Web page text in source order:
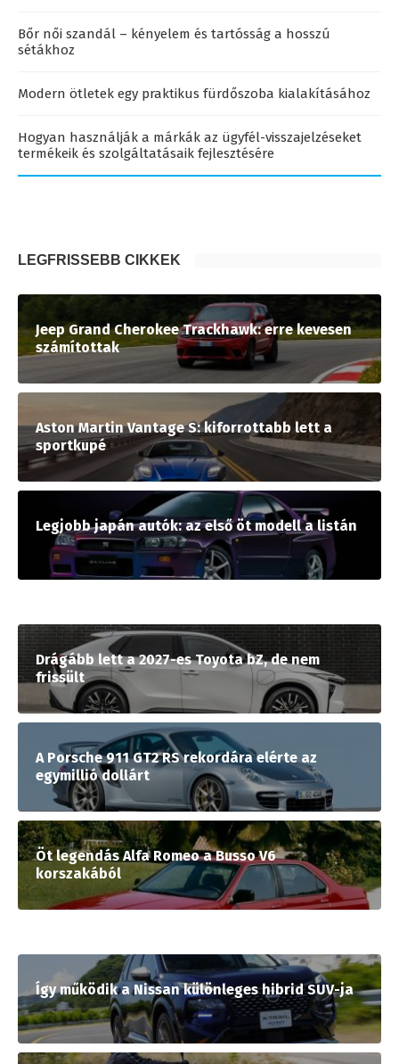
Bőr női szandál – kényelem és tartósság a hosszú
sétákhoz
Modern ötletek egy praktikus fürdőszoba kialakításához
Hogyan használják a márkák az ügyfél-visszajelzéseket
termékeik és szolgáltatásaik fejlesztésére
LEGFRISSEBB CIKKEK
Jeep Grand Cherokee Trackhawk: erre kevesen
számítottak
Aston Martin Vantage S: kiforrottabb lett a
sportkupé
Legjobb japán autók: az első öt modell a listán
Drágább lett a 2027-es Toyota bZ, de nem
frissült
A Porsche 911 GT2 RS rekordára elérte az
egymillió dollárt
Öt legendás Alfa Romeo a Busso V6
korszakából
Így működik a Nissan különleges hibrid SUV-ja